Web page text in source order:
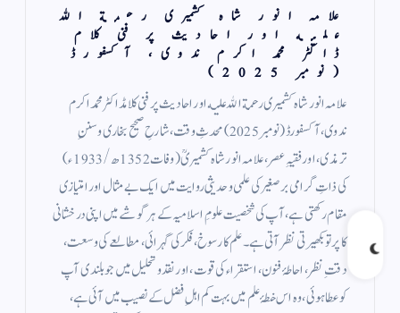
علامہ انور شاہ کشمیری رحمة الله
عليه اور احادیث پر فنی کلام
ڈاکٹر محمد اکرم ندوی، آكسفورڈ
(نومبر 2025)
علامہ انور شاہ کشمیری رحمة الله عليه اور احادیث پر فنی کلامڈاکٹر محمد اکرم
ندوی، آكسفورڈ (نومبر 2025) محدثِ وقت، شارحِ صحیح بخاری وسننِ
ترمذی، اور فقیہِ عصر، علامہ انور شاہ کشمیریؒ (وفات 1352ھ/1933ء)
کی ذاتِ گرامی برصغیر کی علمی و حدیثی روایت میں ایک بے مثال اور امتیازی
مقام رکھتی ہے، آپ کی شخصیت علومِ اسلامیہ کے ہر گوشے میں اپنی درخشانی
کا پرتو بکھیرتی نظر آتی ہے۔ علم کا رسوخ، فکر کی گہرائی، مطالعے کی وسعت،
دقتِ نظر، احاطۂ فنون، استقراء کی قوت، اور نقد و تحلیل میں جو بلندی آپ
کو عطا ہوئی، وہ اس خطۂ علم میں بہت کم اہلِ فضل کے نصیب میں آئی ہے،